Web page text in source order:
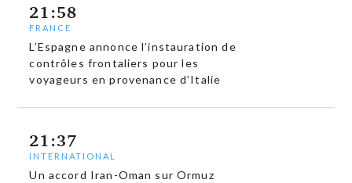
21:58
FRANCE
L’Espagne annonce l’instauration de
contrôles frontaliers pour les
voyageurs en provenance d’Italie
21:37
INTERNATIONAL
Un accord Iran-Oman sur Ormuz